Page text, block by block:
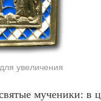
увеличения
мученики: в